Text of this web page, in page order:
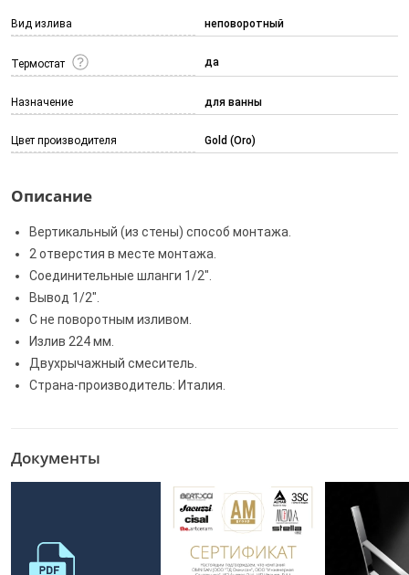
Вид излива неповоротный
Термостат да
Назначение для ванны
Цвет производителя Gold (Oro)
Описание
Вертикальный (из стены) способ монтажа.
2 отверстия в месте монтажа.
Соединительные шланги 1/2".
Вывод 1/2".
С не поворотным изливом.
Излив 224 мм.
Двухрычажный смеситель.
Страна-производитель: Италия.
Документы